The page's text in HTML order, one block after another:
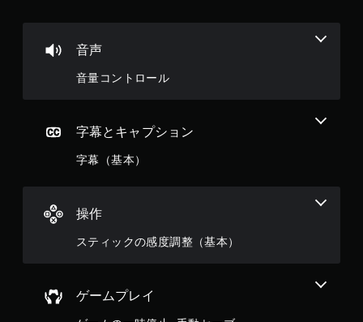
音声
音量コントロール
字幕とキャプション
字幕（基本）
操作
スティックの感度調整（基本）
ゲームプレイ